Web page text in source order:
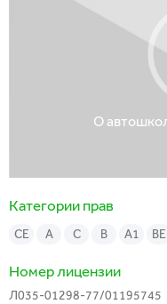
О
Категории прав
CE A C B A1 BE
Номер лицензии
Л035-01298-77/01195745